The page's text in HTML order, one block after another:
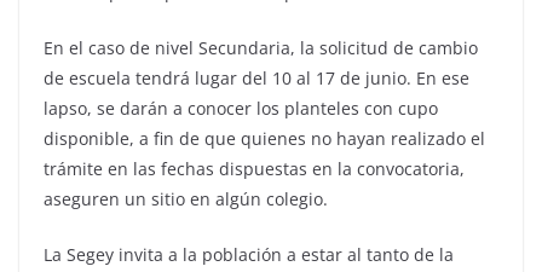
En el caso de nivel Secundaria, la solicitud de cambio
de escuela tendrá lugar del 10 al 17 de junio. En ese
lapso, se darán a conocer los planteles con cupo
disponible, a fin de que quienes no hayan realizado el
trámite en las fechas dispuestas en la convocatoria,
aseguren un sitio en algún colegio.
La Segey invita a la población a estar al tanto de la